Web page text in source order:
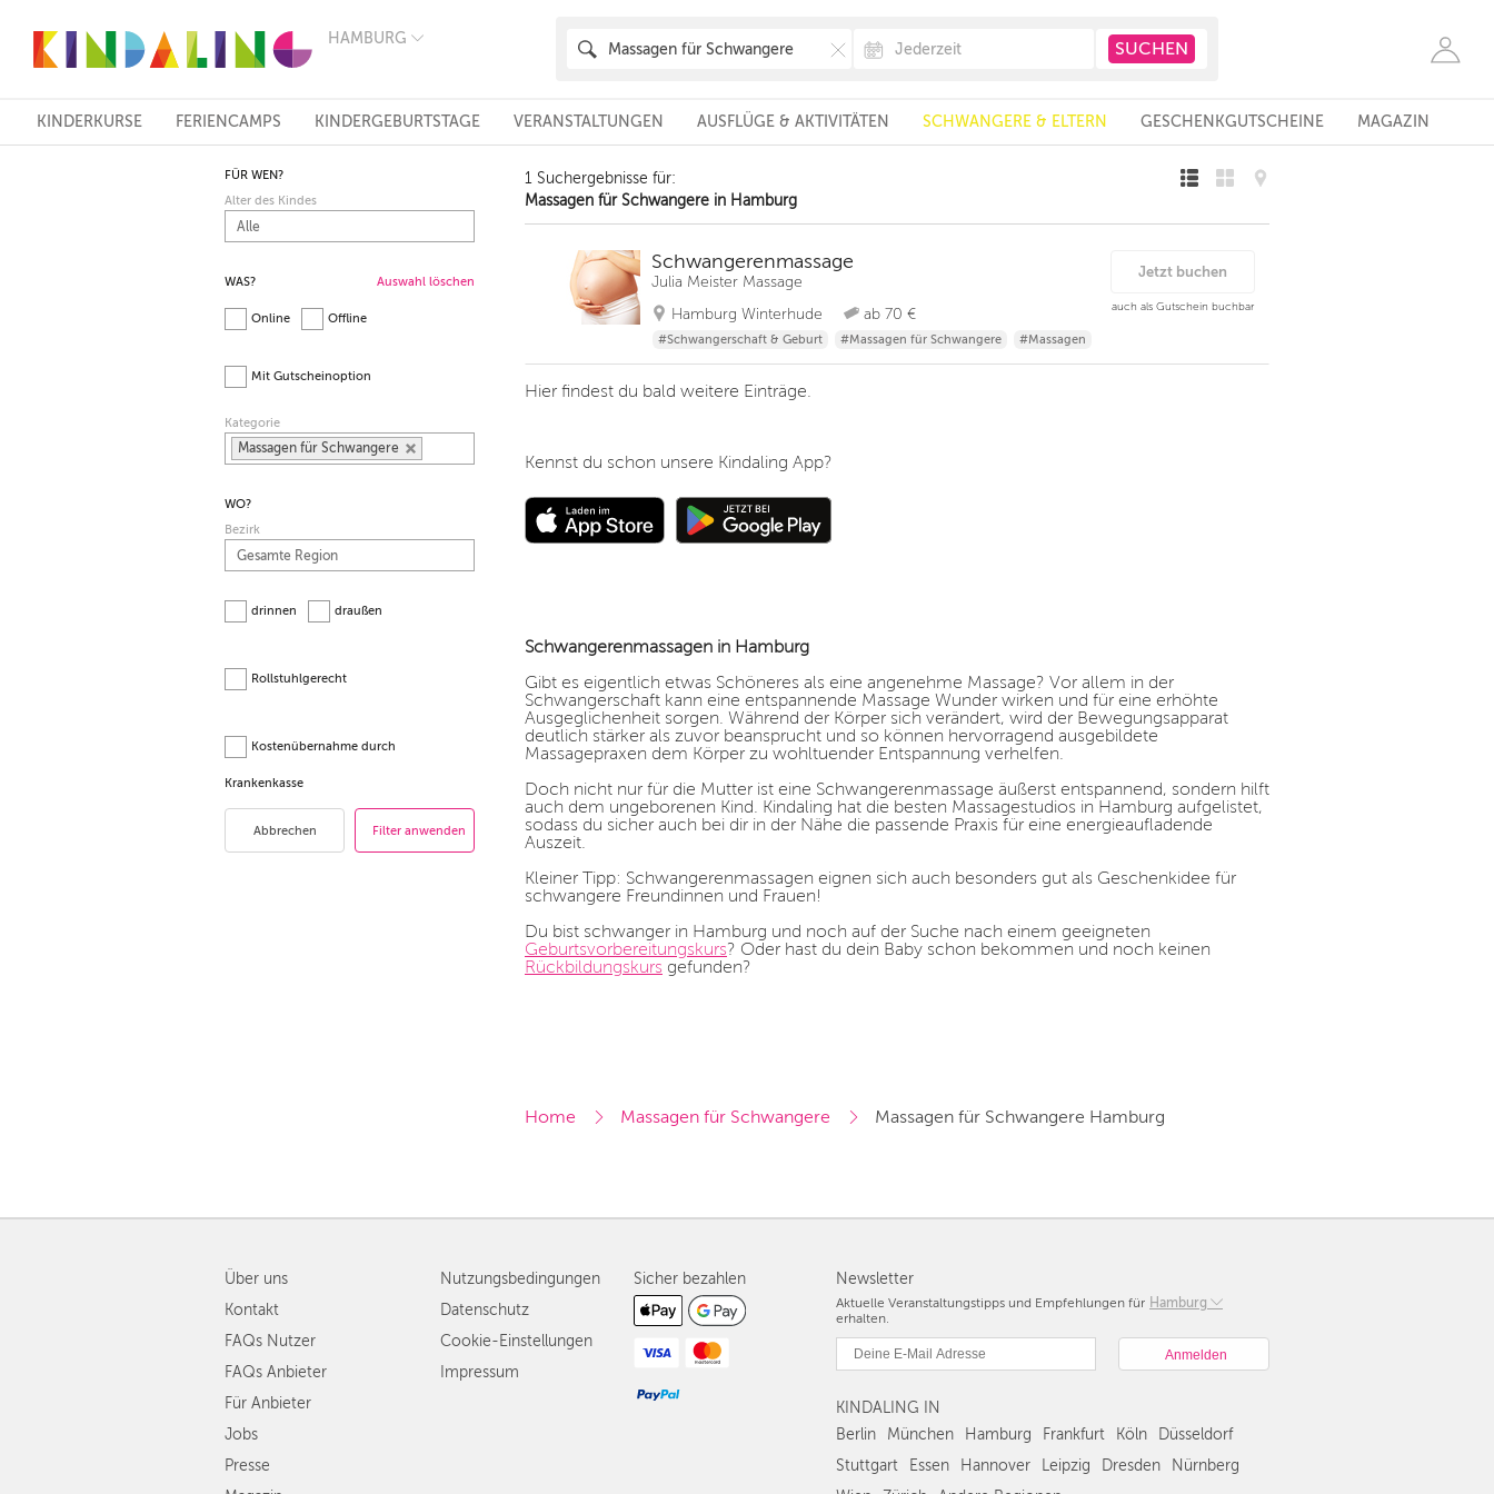
HAMBURG
BERLIN
FRANKFURT
KÖLN
ESSEN
DRESDEN
WIEN
REGIONEN
KINDERKURSE FERIENCAMPS KINDERGEBURTSTAGE VERANSTALTUNGEN AUSFLÜGE & AKTIVITÄTEN SCHWANGERE & ELTERN GESCHENKGUTSCHEINE MAGAZIN
FÜR WEN?
Alter des Kindes
WAS? Auswahl löschen
Online Offline
Mit Gutscheinoption
Kategorie
Massagen für Schwangere
WO?
Bezirk
drinnen draußen
Rollstuhlgerecht
Kostenübernahme durch
Krankenkasse
Abbrechen
1 Suchergebnisse für:
Massagen für Schwangere in Hamburg
Schwangerenmassage
Julia Meister Massage
Hamburg Winterhude
ab 70 €
#Schwangerschaft & Geburt #Massagen für Schwangere #Massagen
Jetzt buchen
auch als Gutschein buchbar
Hier findest du bald weitere Einträge.
Kennst du schon unsere Kindaling App?
Schwangerenmassagen in Hamburg
Gibt es eigentlich etwas Schöneres als eine angenehme Massage? Vor allem in der
Schwangerschaft kann eine entspannende Massage Wunder wirken und für eine erhöhte
Ausgeglichenheit sorgen. Während der Körper sich verändert, wird der Bewegungsapparat
deutlich stärker als zuvor beansprucht und so können hervorragend ausgebildete
Massagepraxen dem Körper zu wohltuender Entspannung verhelfen.
Doch nicht nur für die Mutter ist eine Schwangerenmassage äußerst entspannend, sondern hilft
auch dem ungeborenen Kind. Kindaling hat die besten Massagestudios in Hamburg aufgelistet,
sodass du sicher auch bei dir in der Nähe die passende Praxis für eine energieaufladende
Auszeit.
Kleiner Tipp: Schwangerenmassagen eignen sich auch besonders gut als Geschenkidee für
schwangere Freundinnen und Frauen!
Du bist schwanger in Hamburg und noch auf der Suche nach einem geeigneten
Geburtsvorbereitungskurs? Oder hast du dein Baby schon bekommen und noch keinen
Rückbildungskurs gefunden?
Home Massagen für Schwangere Massagen für Schwangere Hamburg
Newsletter
Aktuelle Veranstaltungstipps und Empfehlungen für Hamburg
Berlin
Hamburg
Düsseldorf
Stuttgart
erhalten.
KINDALING IN
Berlin
München Hamburg Frankfurt Köln
Düsseldorf
Stuttgart
Essen Hannover Leipzig Dresden
Nürnberg
Über uns
Kontakt
FAQs Nutzer
FAQs Anbieter
Für Anbieter
Jobs
Presse
Nutzungsbedingungen
Datenschutz
Cookie-Einstellungen
Impressum
Sicher bezahlen